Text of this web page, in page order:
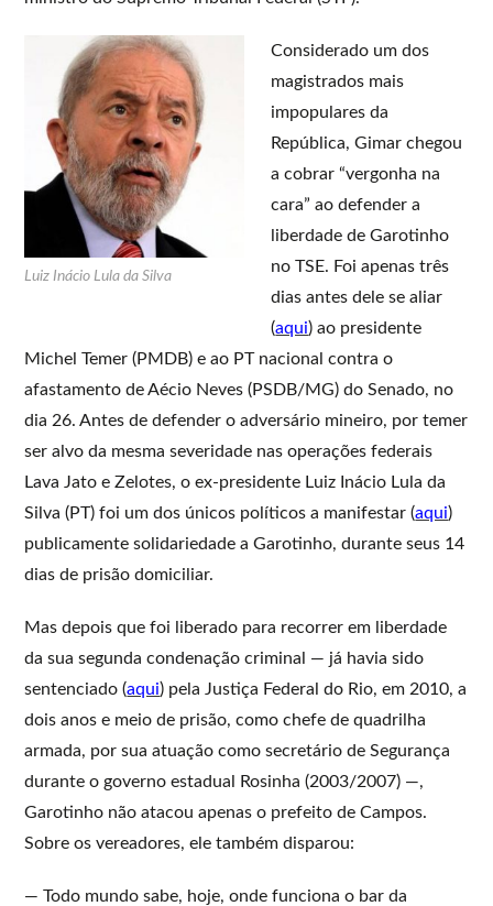
Luiz Inácio Lula da Silva
Considerado um dos
magistrados mais
impopulares da
República, Gimar chegou
a cobrar “vergonha na
cara” ao defender a
liberdade de Garotinho
no TSE. Foi apenas três
dias antes dele se aliar
(aqui) ao presidente
Michel Temer (PMDB) e ao PT nacional contra o
afastamento de Aécio Neves (PSDB/MG) do Senado, no
dia 26. Antes de defender o adversário mineiro, por temer
ser alvo da mesma severidade nas operações federais
Lava Jato e Zelotes, o ex-presidente Luiz Inácio Lula da
Silva (PT) foi um dos únicos políticos a manifestar (aqui)
publicamente solidariedade a Garotinho, durante seus 14
dias de prisão domiciliar.
Mas depois que foi liberado para recorrer em liberdade
da sua segunda condenação criminal — já havia sido
sentenciado (aqui) pela Justiça Federal do Rio, em 2010, a
dois anos e meio de prisão, como chefe de quadrilha
armada, por sua atuação como secretário de Segurança
durante o governo estadual Rosinha (2003/2007) —,
Garotinho não atacou apenas o prefeito de Campos.
Sobre os vereadores, ele também disparou:
— Todo mundo sabe, hoje, onde funciona o bar da